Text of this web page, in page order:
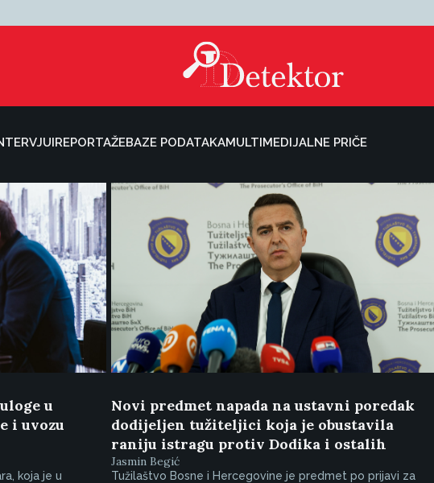
REPORTAŽEBAZE PODATAKAMULTIMEDIJALNE PRIČE
u
i uvozu
koja je u
Novi predmet napada na ustavni poredak
dodijeljen tužiteljici koja je obustavila
raniju istragu protiv Dodika i ostalih
Jasmin Begić
Tužilaštvo Bosne i Hercegovine je predmet po prijavi za